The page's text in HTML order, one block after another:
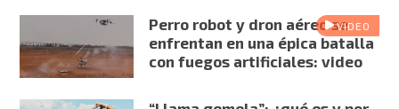
VIDEO
Perro robot y dron aéreo se
enfrentan en una épica batalla
con fuegos artificiales: video